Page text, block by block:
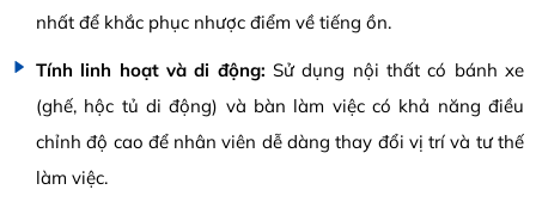
nhất để khắc phục nhược điểm về tiếng ồn.
Tính linh hoạt và di động: Sử dụng nội thất có bánh xe
(ghế, hộc tủ di động) và bàn làm việc có khả năng điều
chỉnh độ cao để nhân viên dễ dàng thay đổi vị trí và tư thế
làm việc.